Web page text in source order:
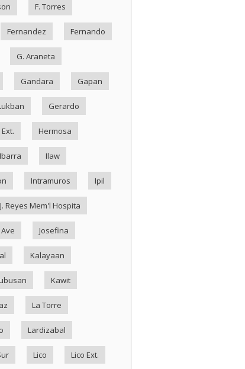
F. Torres
Fernandez Fernando
G. Araneta
Gandara Gapan
Gerardo
Hermosa
Ibarra Ilaw
Intramuros Ipil
J. Reyes Mem'l Hospita
Josefina
Kalayaan
Kawit
La Torre
Lardizabal
Lico Lico Ext.